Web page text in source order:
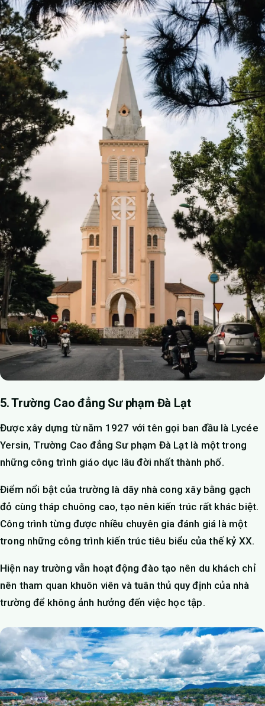
5. Trường Cao đẳng Sư phạm Đà Lạt
Được xây dựng từ năm 1927 với tên gọi ban đầu là Lycée
Yersin, Trường Cao đẳng Sư phạm Đà Lạt là một trong
những công trình giáo dục lâu đời nhất thành phố.
Điểm nổi bật của trường là dãy nhà cong xây bằng gạch
đỏ cùng tháp chuông cao, tạo nên kiến trúc rất khác biệt.
Công trình từng được nhiều chuyên gia đánh giá là một
trong những công trình kiến trúc tiêu biểu của thế kỷ XX.
Hiện nay trường vẫn hoạt động đào tạo nên du khách chỉ
nên tham quan khuôn viên và tuân thủ quy định của nhà
trường để không ảnh hưởng đến việc học tập.